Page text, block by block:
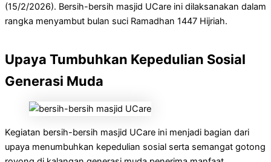
(15/2/2026). Bersih-bersih masjid UCare ini dilaksanakan dalam
rangka menyambut bulan suci Ramadhan 1447 Hijriah.
Upaya Tumbuhkan Kepedulian Sosial
Generasi Muda
Kegiatan bersih-bersih masjid UCare ini menjadi bagian dari
upaya menumbuhkan kepedulian sosial serta semangat gotong